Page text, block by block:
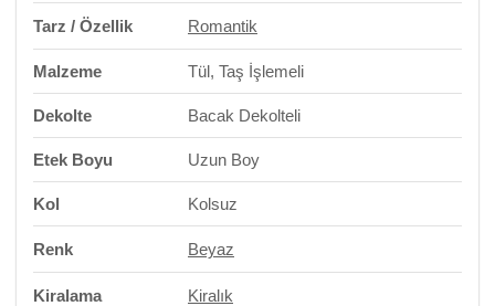
Tarz / Özellik Romantik
Malzeme Tül, Taş İşlemeli
Dekolte Bacak Dekolteli
Etek Boyu Uzun Boy
Kol Kolsuz
Renk Beyaz
Kiralama Kiralık